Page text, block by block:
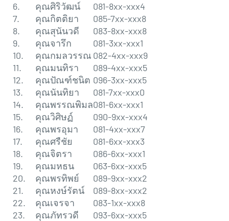
6.
คุณศิริวัฒน์
081-8xx-xxx4
7.
คุณกิตติยา
085-7xx-xxx8
8.
คุณสุนันวดี
083-8xx-xxx8
9.
คุณจารึก
081-3xx-xxx1
10.
คุณกมลวรรณ 082-4xx-xxx9
11.
คุณมนทิรา
089-4xx-xxx5
12.
คุณปัณฑ์ชนิต 096-3xx-xxx5
13.
คุณนันทิยา
081-7xx-xxx0
14.
คุณพรรณพิมล081-6xx-xxx1
15.
คุณวิศิษฏ์
090-9xx-xxx4
16.
คุณพรอุมา
081-4xx-xxx7
17.
คุณศรืชัย
081-6xx-xxx3
18.
คุณจิตรา
086-6xx-xxx1
19.
คุณมหธน​
063-6xx-xxx5
20.
คุณพรทิพย์
089-9xx-xxx2
21.
คุณหงษ์รัตน์
089-8xx-xxx2
22.
คุณเจรจา
083-1xx-xxx8
23.
คุณภัทรวดี
093-6xx-xxx5